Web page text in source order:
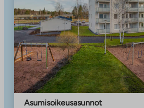
Asumisoikeusasunnot